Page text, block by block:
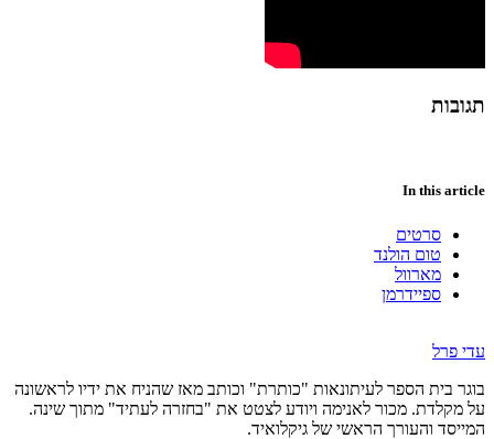
תגובות
In this article
סרטים
טום הולנד
מארוול
ספיידרמן
עדי פרל
בוגר בית הספר לעיתונאות "כותרת" וכותב מאז שהניח את ידיו לראשונה
על מקלדת. מכור לאנימה ויודע לצטט את "בחזרה לעתיד" מתוך שינה.
המייסד והעורך הראשי של גיקלואיד.